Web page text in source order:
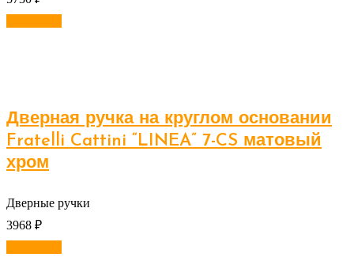
Дверная ручка на круглом основании
Fratelli Cattini “LINEA” 7-CS матовый
хром
Дверные ручки
3968 ₽